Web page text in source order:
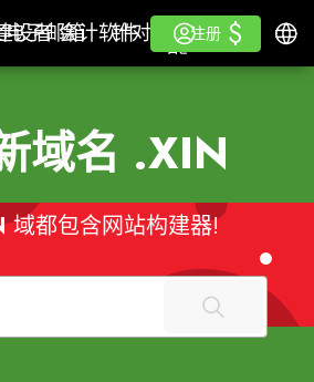
设者
设者
电子邮箱
电子邮箱会计软件
会计软件针对分销商白色标签
针对分销商
白色标签
学习
学习
注册
注册
登录 $
$ 简体
域名 .XIN
域都包含网站构建器!